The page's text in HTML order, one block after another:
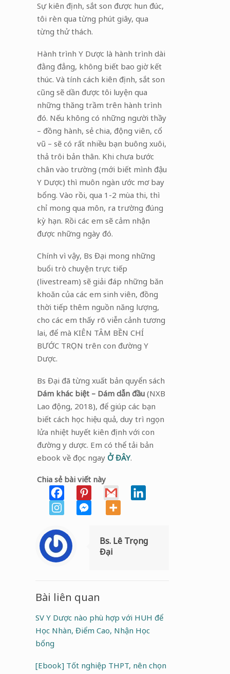
Sự kiên định, sắt son được hun đúc,
tôi rèn qua từng phút giây, qua
từng thử thách.
Hành trình Y Dược là hành trình dài
đằng đẳng, không biết bao giờ kết
thúc. Và tính cách kiên định, sắt son
cũng sẽ dần được tôi luyện qua
những thăng trầm trên hành trình
đó. Nếu không có những người thầy
– đồng hành, sẻ chia, động viên, cổ
vũ – sẽ có rất nhiều bạn buông xuôi,
thả trôi bản thân. Khi chưa bước
chân vào trường (mới biết mình đậu
Y Dược) thì muôn ngàn ước mơ bay
bổng. Vào rồi, qua 1-2 mùa thi, thì
chỉ mong qua môn, ra trường đúng
kỳ hạn. Rồi các em sẽ cảm nhận
được những ngày đó.
Chính vì vậy, Bs Đại mong những
buổi trò chuyện trực tiếp
(livestream) sẽ giải đáp những băn
khoăn của các em sinh viên, đồng
thời tiếp thêm nguồn năng lượng,
cho các em thấy rõ viễn cảnh tương
lai, để mà KIÊN TÂM BỀN CHÍ
BƯỚC TRỌN trên con đường Y
Dược.
Bs Đại đã từng xuất bản quyển sách
Dám khác biệt – Dám dẫn đầu(NXB
Lao động, 2018), để giúp các bạn
biết cách học hiệu quả, duy trì ngọn
lửa nhiệt huyết kiên định với con
đường y dược. Em có thể tải bản
ebook về đọc ngay Ở ĐÂY.
Chia sẻ bài viết này
Bs. Lê Trọng
Đại
Bài liên quan
SV Y Dược nào phù hợp với HUH để
Học Nhàn, Điểm Cao, Nhận Học
bổng
[Ebook] Tốt nghiệp THPT, nên chọn